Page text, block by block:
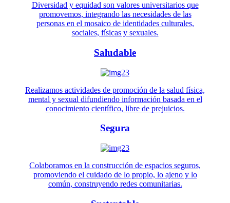
Diversidad y equidad son valores universitarios que
promovemos, integrando las necesidades de las
personas en el mosaico de identidades culturales,
sociales, físicas y sexuales.
Saludable
Realizamos actividades de promoción de la salud física,
mental y sexual difundiendo información basada en el
conocimiento científico, libre de prejuicios.
Segura
Colaboramos en la construcción de espacios seguros,
promoviendo el cuidado de lo propio, lo ajeno y lo
común, construyendo redes comunitarias.